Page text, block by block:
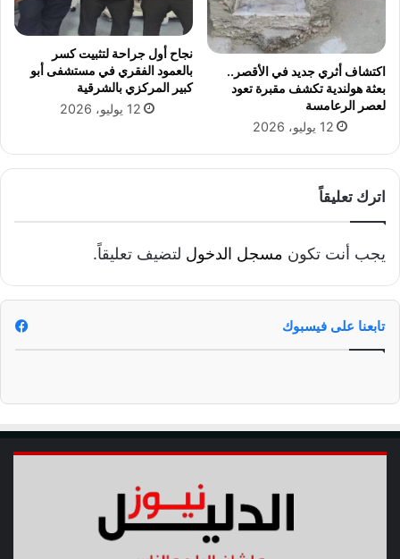
ل
ن
ف
س
ى
ح
د
ض
ن
اكتشاف أثري جديد في الأقصر..
بعثة هولندية تكشف مقبرة تعود
لعصر الرعامسة
12 يوليو، 2026
نجاح أول جراحة لتثبيت كسر
بالعمود الفقري في مستشفى أبو
كبير المركزي بالشرقية
12 يوليو، 2026
اترك تعليقاً
يجب أنت تكون مسجل الدخول لتضيف تعليقاً.
تابعنا على فيسبوك